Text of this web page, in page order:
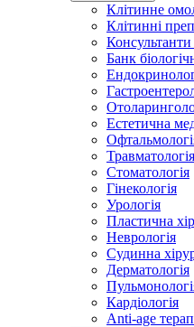
Клітинне
Клітинні
Банк
Естетична
Стоматологія
Гінекологія
Урологія
Пластична
Неврологія
Судинна
Дерматологія
Кардiологія
Anti-age